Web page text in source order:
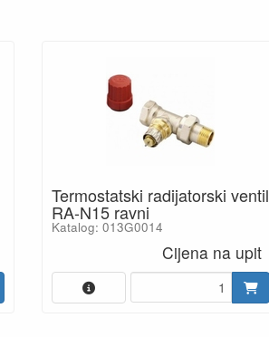
Termostatski radijatorski ventil
RA-N15 ravni
Katalog: 013G0014
Cijena na upit